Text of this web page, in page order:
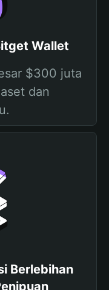
Wallet
$300 juta
dan
Berlebihan